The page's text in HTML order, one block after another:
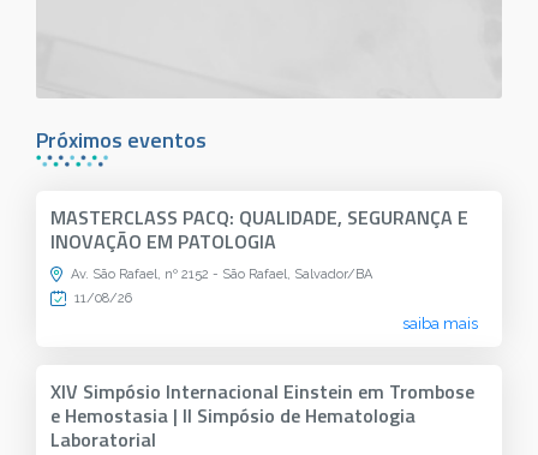
Próximos eventos
MASTERCLASS PACQ: QUALIDADE, SEGURANÇA E
INOVAÇÃO EM PATOLOGIA
Av. São Rafael, nº 2152 - São Rafael, Salvador/BA
11/08/26
saiba mais
XIV Simpósio Internacional Einstein em Trombose
e Hemostasia | II Simpósio de Hematologia
Laboratorial